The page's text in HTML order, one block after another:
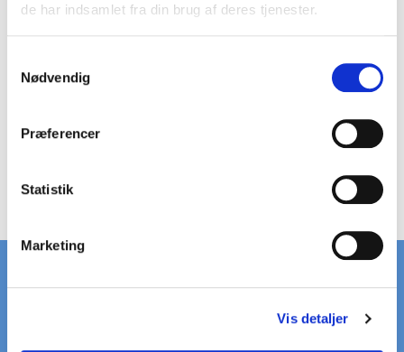
de har indsamlet fra din brug af deres tjenester.
Nødvendig
Præferencer
Statistik
Marketing
Vis detaljer
på standardriste
STORT LAGER
af standardriste